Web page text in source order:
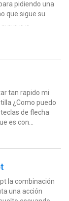
pidiendo una
que sigue su
... ... ...
tan rapido mi
¿Como puedo
de flecha
es con...
la combinación
una acción